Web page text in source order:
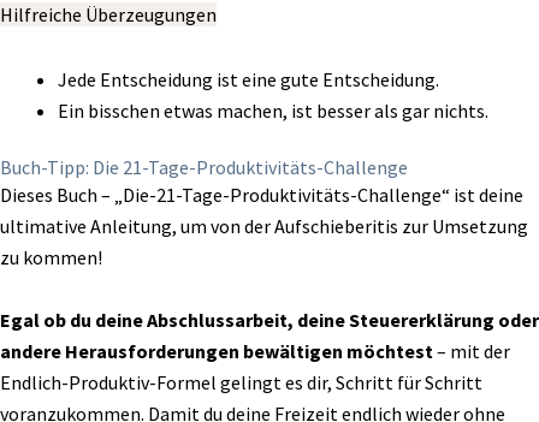
Hilfreiche Überzeugungen
Jede Entscheidung ist eine gute Entscheidung.
Ein bisschen etwas machen, ist besser als gar nichts.
Buch-Tipp: Die 21-Tage-Produktivitäts-Challenge
Dieses Buch – „Die-21-Tage-Produktivitäts-Challenge“ ist deine
ultimative Anleitung, um von der Aufschieberitis zur Umsetzung
zu kommen!
Egal ob du deine Abschlussarbeit, deine Steuererklärung oder
andere Herausforderungen bewältigen möchtest – mit der
Endlich-Produktiv-Formel gelingt es dir, Schritt für Schritt
voranzukommen. Damit du deine Freizeit endlich wieder ohne